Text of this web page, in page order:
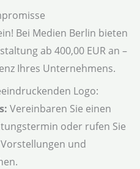
Bei Medien Berlin bieten
ab 400,00 EUR an –
Ihres Unternehmens.
Logo:
Vereinbaren Sie einen
oder rufen Sie
und